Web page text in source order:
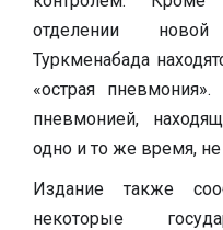
отделении
Туркменабада
«острая
пневмонией,
одно и то же время,
Издание также
некоторые